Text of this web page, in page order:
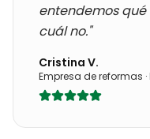
entendemos
cuál no."
Cristina V.
Empresa de reformas ·